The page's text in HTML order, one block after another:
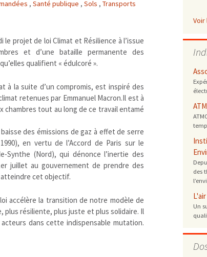
modes de conservation et de
climatiques
infectieuse
chimiques
cancérigène / mutagène /
métaux lourds et autres
perturbateurs endocriniens
PFAS
économie circulaire
recyclage
traitements
politiques et juridiques
européenne
internationale
mers et océans
renouvelables / transition
numérique
scientifiques
épidémiologique
rapport économique
soins
produits et
de santé, vaccins
, Santé publique , Sols , Transports
projet de loi Climat et Résilience à l’issue
et d’une bataille permanente des
qualifient « édulcoré ».
à la suite d’un compromis, est inspiré des
retenues par Emmanuel Macron.Il est à
tout au long de ce travail entamé
des émissions de gaz à effet de serre
en vertu de l’Accord de Paris sur le
Synthe (Nord), qui dénonce l’inertie des
juillet au gouvernement de prendre des
atteindre cet objectif.
accélère la transition de notre modèle de
résiliente, plus juste et plus solidaire. Il
dans cette indispensable mutation.
des
Un